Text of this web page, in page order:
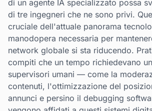
di un agente IA specializzato possa
di tre ingegneri che ne sono privi.
cruciale dell'attuale panorama
manodopera necessaria per
network globale si sta riducendo.
compiti che un tempo richiedevano
supervisori umani — come la
contenuti, l'ottimizzazione del
annunci e persino il debugging